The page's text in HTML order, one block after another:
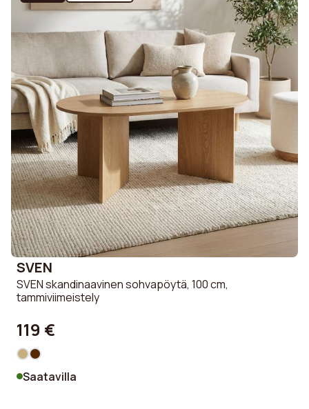
SVEN
SVEN skandinaavinen sohvapöytä, 100 cm,
tammiviimeistely
119 €
Saatavilla